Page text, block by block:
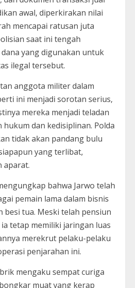
awal, diperkirakan nilai
mencapai ratusan juta
saat ini tengah
yang digunakan untuk
ilegal tersebut.
anggota militer dalam
ini menjadi sorotan serius,
mereka menjadi teladan
hukum dan kedisiplinan. Polda
tidak akan pandang bulu
yang terlibat,
aparat.
bahwa Jarwo telah
pemain lama dalam bisnis
besi tua. Meski telah pensiun
tetap memiliki jaringan luas
merekrut pelaku-pelaku
penjarahan ini.
mengaku sempat curiga
muat yang kerap